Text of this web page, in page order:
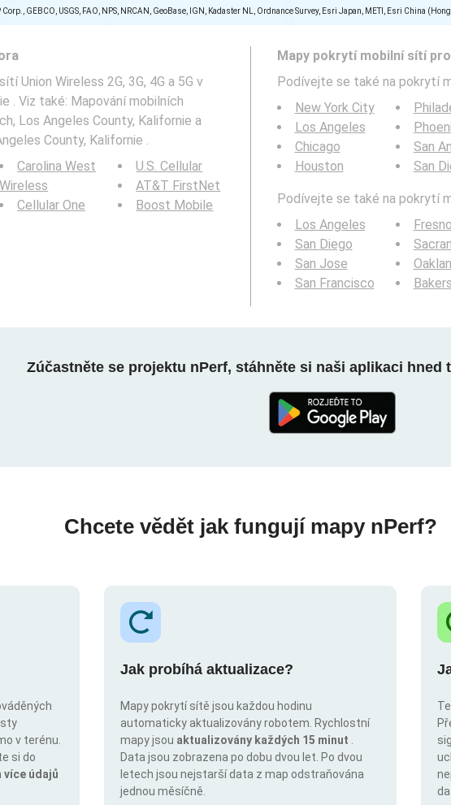
GEBCO, USGS, FAO, NPS, NRCAN, GeoBase, IGN, Kadaster NL, Ordnance Survey, Esri Japan, METI, Esri China
Union Wireless 2G, 3G, 4G a 5G v
. Viz také: Mapování mobilních
Los Angeles County, Kalifornie a
County, Kalifornie .
Carolina West
Wireless
Cellular One
U.S. Cellular
AT&T FirstNet
Boost Mobile
Mapy pokrytí mobilní sítí
Podívejte se také na pokrytí
New York City
Los Angeles
Chicago
Houston
San
San
Podívejte se také na pokrytí
Los Angeles
San Diego
San Jose
San Francisco
Fresno
Zúčastněte se projektu nPerf, stáhněte si naši aplikaci hned
Chcete vědět jak fungují mapy nPerf?
v terénu.
si do
více údajů
Jak probíhá aktualizace?
Mapy pokrytí sítě jsou každou hodinu
automaticky aktualizovány robotem. Rychlostní
mapy jsou aktualizovány každých 15 minut
Data jsou zobrazena po dobu dvou let. Po dvou
letech jsou nejstarší data z map odstraňována
jednou měsíčně.